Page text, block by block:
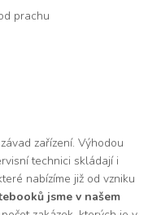
prachu
zařízení. Výhodou
technici skládají i
nabízíme již od vzniku
jsme v našem